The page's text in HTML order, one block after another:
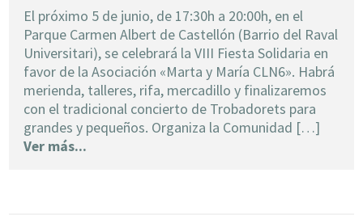
El próximo 5 de junio, de 17:30h a 20:00h, en el
Parque Carmen Albert de Castellón (Barrio del Raval
Universitari), se celebrará la VIII Fiesta Solidaria en
favor de la Asociación «Marta y María CLN6». Habrá
merienda, talleres, rifa, mercadillo y finalizaremos
con el tradicional concierto de Trobadorets para
grandes y pequeños. Organiza la Comunidad […]
Ver más...